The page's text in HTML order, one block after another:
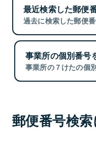
最近検索した郵便
過去に検索した郵便
事業所の個別番号
事業所の７けたの個
郵便番号検